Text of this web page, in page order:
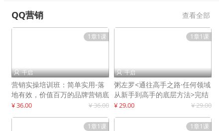
QQ营销 查看全部
1章1课
 千启
营销实操培训班：简单实用-落
地有效，价值百万的品牌营销底
层逻辑
¥ 36.00 ¥ 36.00
1章1课
 千启
粥左罗<通往高手之路·任何领域
从新手到高手的底层方法>完结
¥ 29.00 ¥ 29.00
1章1课 1章1课